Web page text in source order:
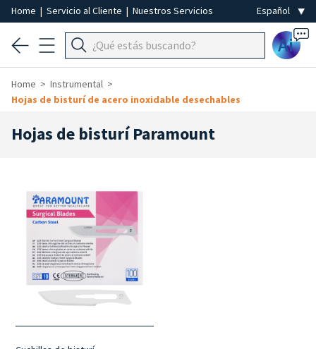
Home | Servicio al Cliente | Nuestros Servicios
Ai
Home
Instrumental
Hojas de bisturí de acero inoxidable desechables
Hojas de bisturí Paramount